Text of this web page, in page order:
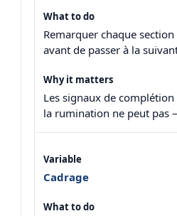
Remarquer chaque
avant de passer à la
Les signaux de
la rumination ne peut pas
Cadrage